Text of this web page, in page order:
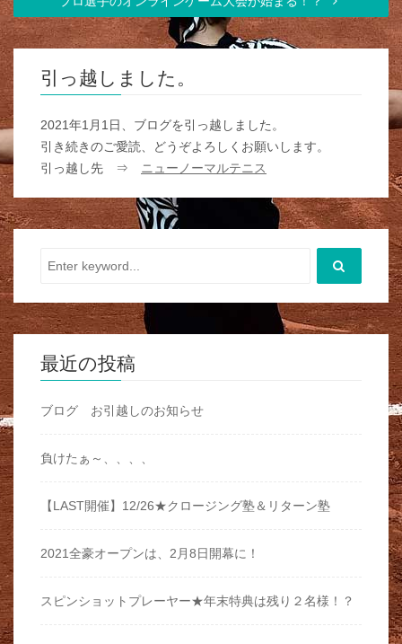
引っ越しました。
2021年1月1日、ブログを引っ越しました。
引き続きのご愛読、どうぞよろしくお願いします。
引っ越し先 ⇒
ニューノーマルテニス
最近の投稿
ブログ お引越しのお知らせ
負けたぁ～、、、、
【LAST開催】12/26★クロージング塾＆リターン塾
2021全豪オープンは、2月8日開幕に！
スピンショットプレーヤー★年末特典は残り２名様！？